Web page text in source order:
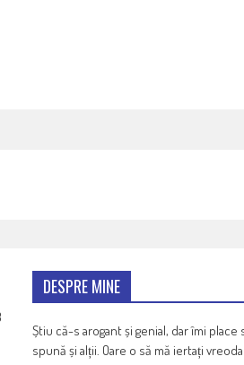
DESPRE MINE
Știu că-s arogant și genial, dar îmi place
spună și alții. Oare o să mă iertați